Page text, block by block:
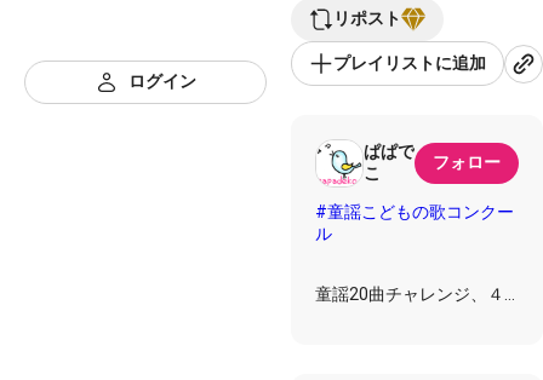
ログイン
リポスト
プレイリストに追加
ぱぱで
こ
フォロー
#童謡こどもの歌コンクー
ル
童謡20曲チャレンジ、４